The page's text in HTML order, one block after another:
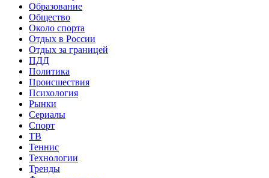
Образование
Общество
Около спорта
Отдых в России
Отдых за границей
ПДД
Политика
Происшествия
Психология
Рынки
Сериалы
Спорт
ТВ
Теннис
Технологии
Тренды